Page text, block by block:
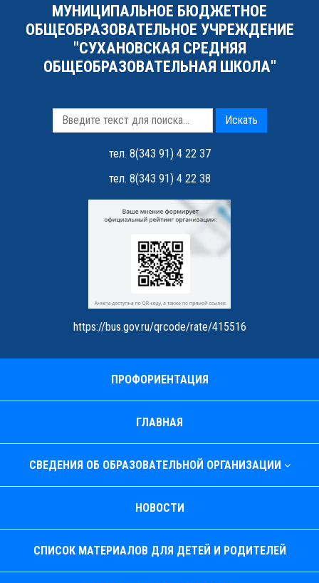
МУНИЦИПАЛЬНОЕ БЮДЖЕТНОЕ
ОБЩЕОБРАЗОВАТЕЛЬНОЕ УЧРЕЖДЕНИЕ
"СУХАНОВСКАЯ СРЕДНЯЯ
ОБЩЕОБРАЗОВАТЕЛЬНАЯ ШКОЛА"
Искать
тел. 8(343 91) 4 22 37
тел. 8(343 91) 4 22 38
https://bus.gov.ru/qrcode/rate/415516
ПРОФОРИЕНТАЦИЯ
ГЛАВНАЯ
СВЕДЕНИЯ ОБ ОБРАЗОВАТЕЛЬНОЙ ОРГАНИЗАЦИИ
НОВОСТИ
СПИСОК МАТЕРИАЛОВ ДЛЯ ДЕТЕЙ И РОДИТЕЛЕЙ